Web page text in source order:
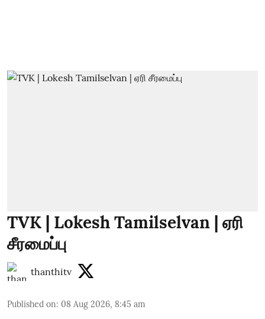
TVK | Lokesh Tamilselvan | ஏரி
சீரமைப்பு
thanthitv
Published on: 08 Aug 2026, 8:45 am